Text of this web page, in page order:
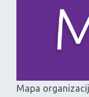
Mapa